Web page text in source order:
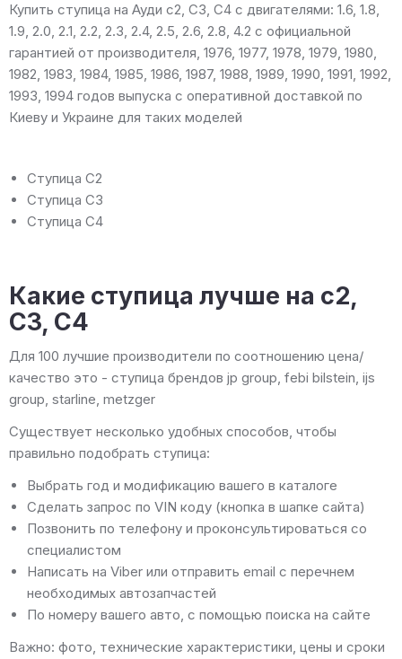
Купить ступица на Ауди c2, C3, C4 с двигателями: 1.6, 1.8,
1.9, 2.0, 2.1, 2.2, 2.3, 2.4, 2.5, 2.6, 2.8, 4.2 с официальной
гарантией от производителя, 1976, 1977, 1978, 1979, 1980,
1982, 1983, 1984, 1985, 1986, 1987, 1988, 1989, 1990, 1991, 1992,
1993, 1994 годов выпуска с оперативной доставкой по
Киеву и Украине для таких моделей
Ступица C2
Ступица C3
Ступица C4
Какие ступица лучше на c2,
C3, C4
Для 100 лучшие производители по соотношению цена/
качество это - ступица брендов jp group, febi bilstein, ijs
group, starline, metzger
Существует несколько удобных способов, чтобы
правильно подобрать ступица:
Выбрать год и модификацию вашего в каталоге
Сделать запрос по VIN коду (кнопка в шапке сайта)
Позвонить по телефону и проконсультироваться со
специалистом
Написать на Viber или отправить email с перечнем
необходимых автозапчастей
По номеру вашего авто, с помощью поиска на сайте
Важно: фото, технические характеристики, цены и сроки